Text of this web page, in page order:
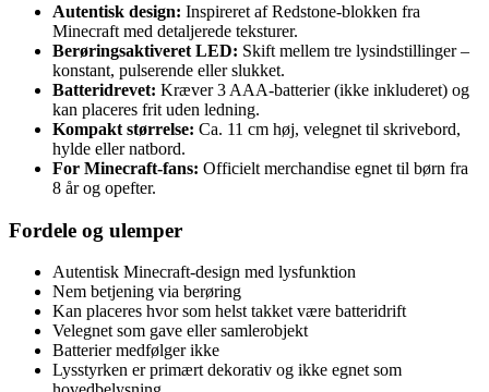
Autentisk design: Inspireret af Redstone-blokken fra
Minecraft med detaljerede teksturer.
Berøringsaktiveret LED: Skift mellem tre lysindstillinger –
konstant, pulserende eller slukket.
Batteridrevet: Kræver 3 AAA-batterier (ikke inkluderet) og
kan placeres frit uden ledning.
Kompakt størrelse: Ca. 11 cm høj, velegnet til skrivebord,
hylde eller natbord.
For Minecraft-fans: Officielt merchandise egnet til børn fra
8 år og opefter.
Fordele og ulemper
Autentisk Minecraft-design med lysfunktion
Nem betjening via berøring
Kan placeres hvor som helst takket være batteridrift
Velegnet som gave eller samlerobjekt
Batterier medfølger ikke
Lysstyrken er primært dekorativ og ikke egnet som